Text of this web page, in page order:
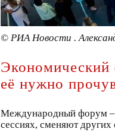
© РИА Новости .
Экономический
её нужно
Международный форум –
сессиях, сменяют других